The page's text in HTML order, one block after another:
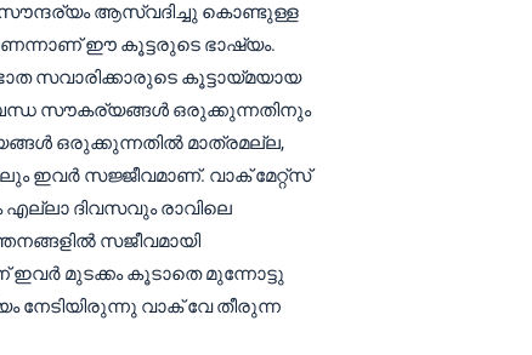
ആസ്വദിച്ചു കൊണ്ടുള്ള
ഈ കൂട്ടരുടെ ഭാഷ്യം.
സവാരിക്കാരുടെ കൂട്ടായ്മയായ
സൗകര്യങ്ങൾ ഒരുക്കുന്നതിനും
ഒരുക്കുന്നതിൽ മാത്രമല്ല,
ഇവർ സജ്ജീവമാണ്. വാക് മേറ്റ്സ്
ദിവസവും രാവിലെ
സജീവമായി
മുടക്കം കൂടാതെ മുന്നോട്ടു
വാക് വേ തീരുന്ന